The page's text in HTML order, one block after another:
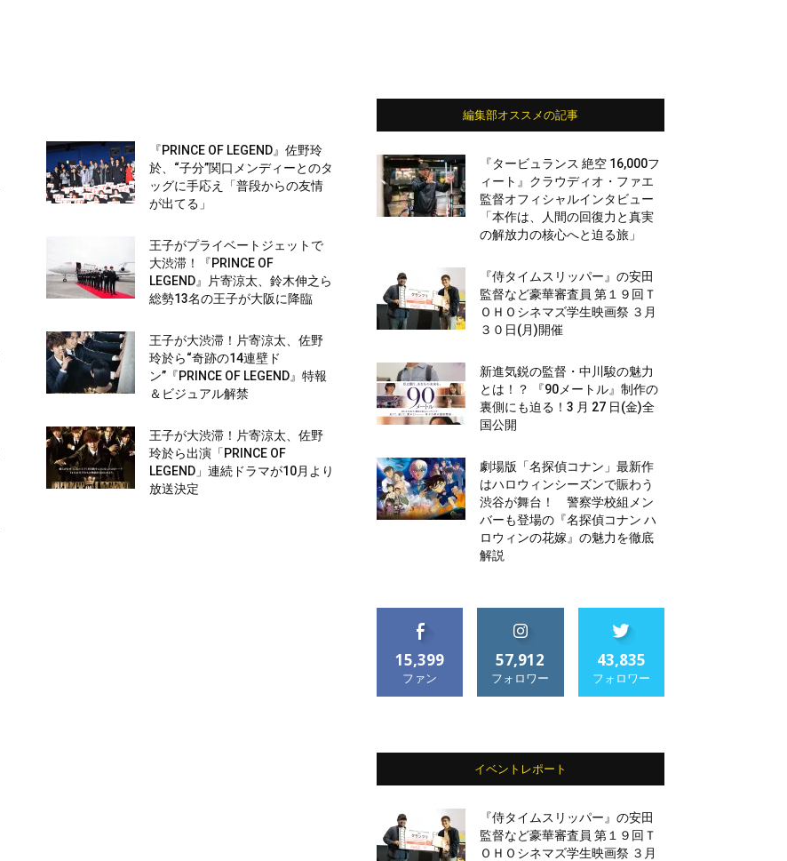
『PRINCE OF LEGEND』佐野玲
於、“子分”関口メンディーとのタ
ッグに手応え「普段からの友情
が出てる」
王子がプライベートジェットで
大渋滞！『PRINCE OF
LEGEND』片寄涼太、鈴木伸之ら
総勢13名の王子が大阪に降臨
王子が大渋滞！片寄涼太、佐野
玲於ら“奇跡の14連壁ド
ン”『PRINCE OF LEGEND』特報
＆ビジュアル解禁
王子が大渋滞！片寄涼太、佐野
玲於ら出演「PRINCE OF
LEGEND」連続ドラマが10月より
放送決定
編集部オススメの記事
『タービュランス 絶空 16,000フ
ィート』クラウディオ・ファエ
監督オフィシャルインタビュー
「本作は、人間の回復力と真実
の解放力の核心へと迫る旅」
『侍タイムスリッパー』の安田
監督など豪華審査員 第１９回Ｔ
ＯＨＯシネマズ学生映画祭 ３月
３０日(月)開催
新進気鋭の監督・中川駿の魅力
とは！？ 『90メートル』制作の
裏側にも迫る！3 月 27 日(金)全
国公開
劇場版「名探偵コナン」最新作
はハロウィンシーズンで賑わう
渋谷が舞台！ 警察学校組メン
バーも登場の『名探偵コナン ハ
ロウィンの花嫁』の魅力を徹底
解説
15,399
ファン
57,912
フォロワー
43,835
フォロワー
イベントレポート
『侍タイムスリッパー』の安田
監督など豪華審査員 第１９回Ｔ
ＯＨＯシネマズ学生映画祭 ３月